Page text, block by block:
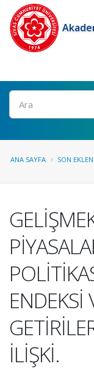
Ara
ANA SAYFA SON
ENDEKSİ
İLİŞKİ.